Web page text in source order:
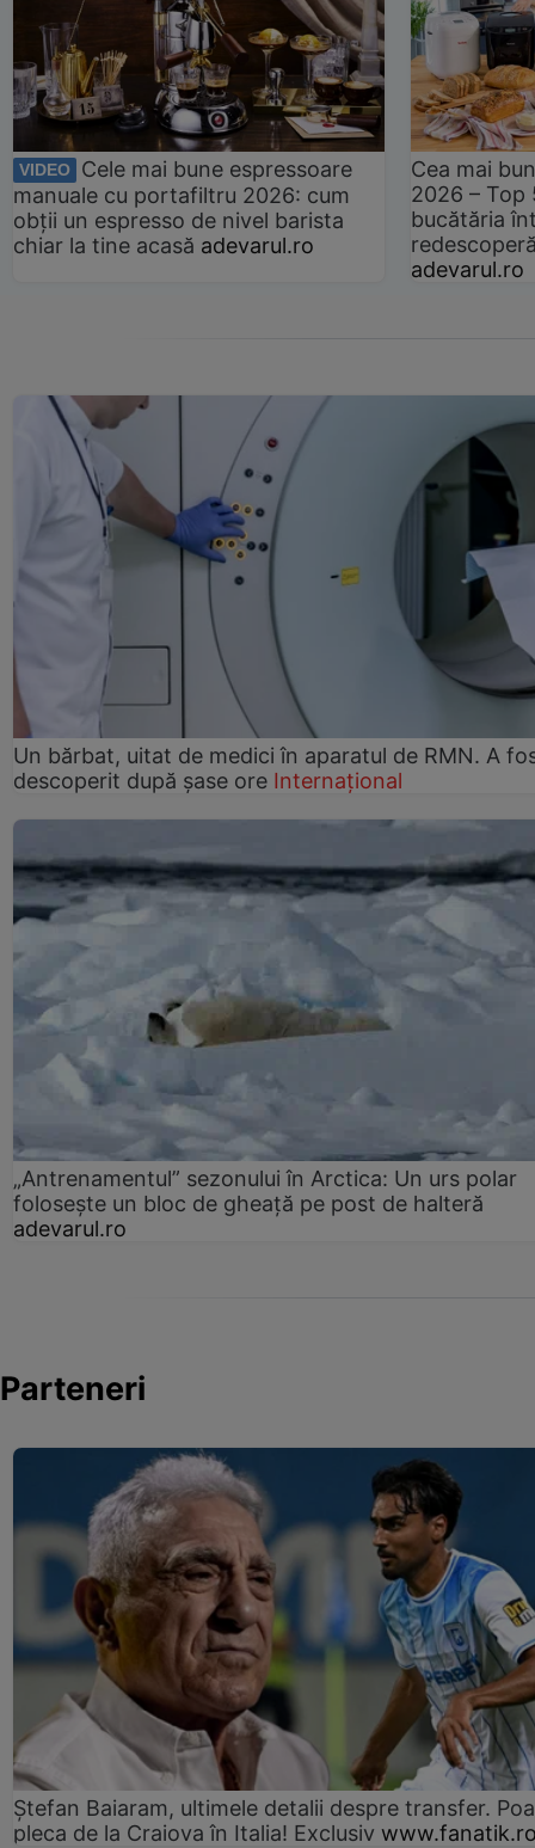
VIDEO
Cele mai bune espressoare
manuale cu portafiltru 2026: cum
obții un espresso de nivel barista
chiar la tine acasă adevarul.ro
Cea mai
2026 –
bucătăria
adevarul.ro
Un bărbat, uitat de medici în aparatul de RMN. A
descoperit după șase ore Internațional
„Antrenamentul” sezonului în Arctica: Un urs polar
folosește un bloc de gheață pe post de halteră
adevarul.ro
Parteneri
Ștefan Baiaram, ultimele detalii despre transfer.
pleca de la Craiova în Italia! Exclusiv